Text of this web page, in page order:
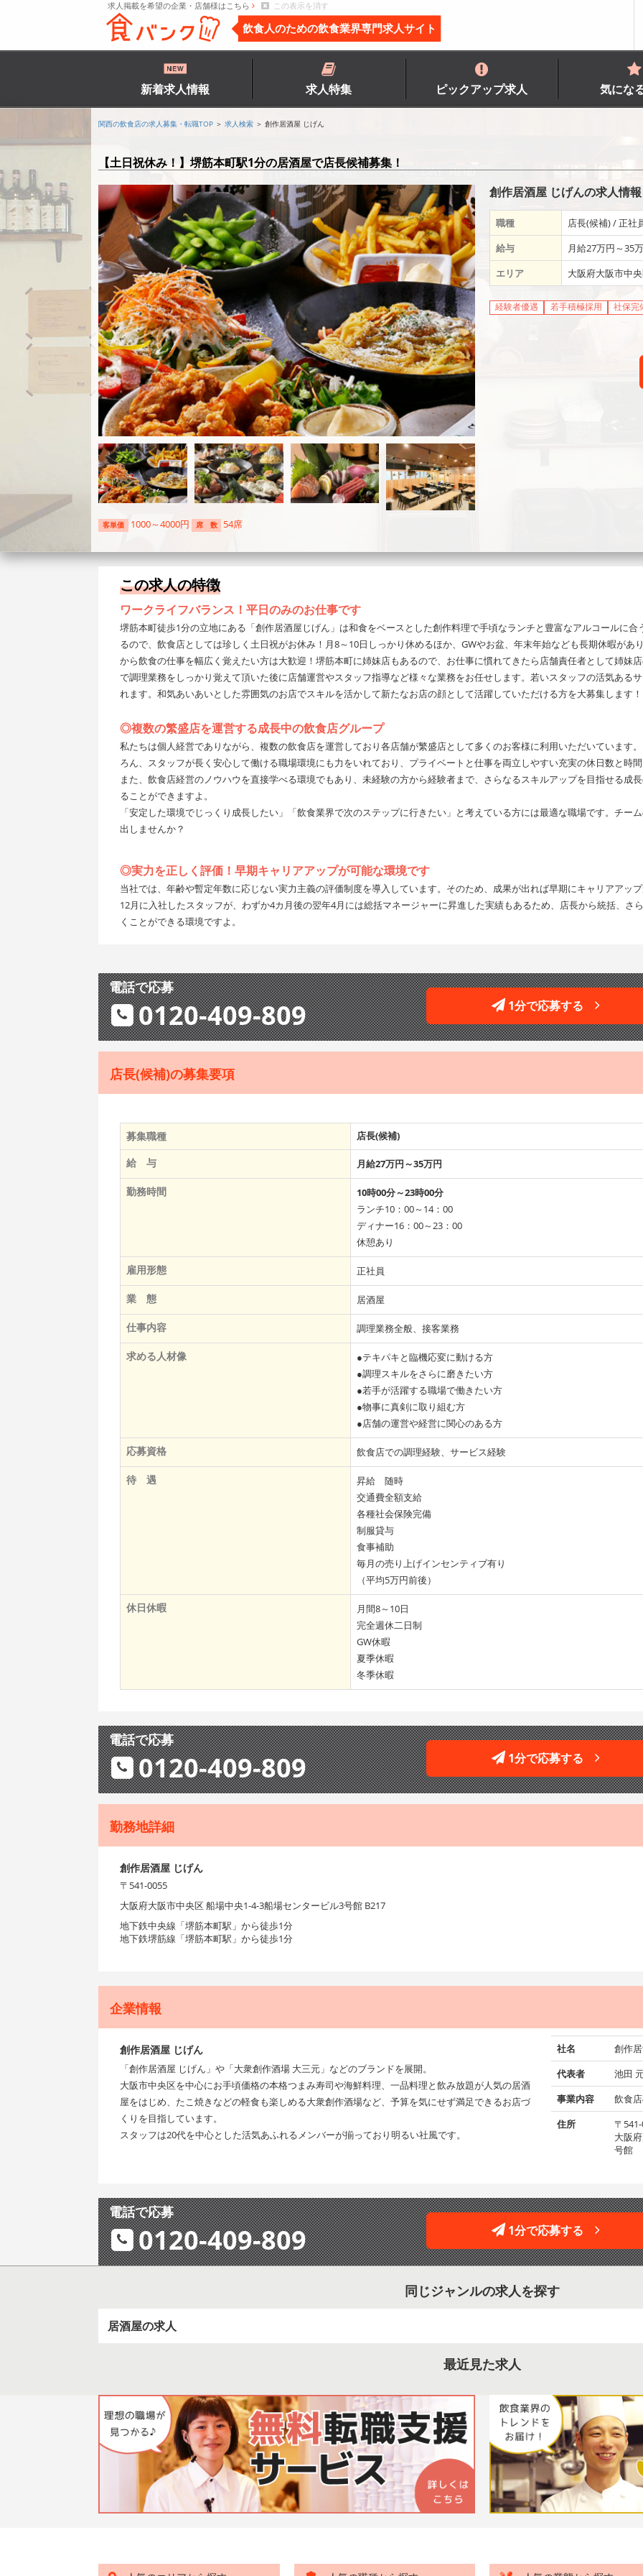
求人掲載を希望の企業・店舗様はこちら この表示を消す
飲食人のための飲食業界専門求人サイト
新着求人情報 求人特集 ピックアップ求人 気にな
関西の飲食店の求人募集・転職TOP ＞ 求人検索 ＞ 創作居酒屋 じげん
創作居酒屋 じげんの求人情報
【土日祝休み！】堺筋本町駅1分の居酒屋で店長候補募集！
客単価 1000～4000円 席 数 54席
職種
店長(候補) / 正社
給与
月給27万円～35
エリア
大阪府大阪市中
経験者優遇 若手積極採用 社保完
この求人の特徴
ワークライフバランス！平日のみのお仕事です
堺筋本町徒歩1分の立地にある「創作居酒屋じげん」は和食をベースとした創作料理で手頃なランチと豊富なアルコールに
るので、飲食店としては珍しく土日祝がお休み！月8～10日しっかり休めるほか、GWやお盆、年末年始なども長期休暇があ
から飲食の仕事を幅広く覚えたい方は大歓迎！堺筋本町に姉妹店もあるので、お仕事に慣れてきたら店舗責任者として姉妹
で調理業務をしっかり覚えて頂いた後に店舗運営やスタッフ指導など様々な業務をお任せします。若いスタッフの活気ある
れます。和気あいあいとした雰囲気のお店でスキルを活かして新たなお店の顔として活躍していただける方を大募集します！
◎複数の繁盛店を運営する成長中の飲食店グループ
私たちは個人経営でありながら、複数の飲食店を運営しており各店舗が繁盛店として多くのお客様に利用いただいています
ろん、スタッフが長く安心して働ける職場環境にも力をいれており、プライベートと仕事を両立しやすい充実の休日数と時
また、飲食店経営のノウハウを直接学べる環境でもあり、未経験の方から経験者まで、さらなるスキルアップを目指せる成
ることができますよ。
「安定した環境でじっくり成長したい」「飲食業界で次のステップに行きたい」と考えている方には最適な職場です。チー
出しませんか？
◎実力を正しく評価！早期キャリアアップが可能な環境です
当社では、年齢や暫定年数に応じない実力主義の評価制度を導入しています。そのため、成果が出れば早期にキャリアアッ
12月に入社したスタッフが、わずか4カ月後の翌年4月には総括マネージャーに昇進した実績もあるため、店長から統括、さ
くことができる環境ですよ。
電話で応募
0120-409-809 1分で応募する
店長(候補)の募集要項
募集職種 店長(候補)
給 与 月給27万円～35万円
勤務時間
10時00分～23時00分
ランチ10：00～14：00
ディナー16：00～23：00
休憩あり
雇用形態 正社員
業 態 居酒屋
仕事内容 調理業務全般、接客業務
求める人材像
●テキパキと臨機応変に動ける方
●調理スキルをさらに磨きたい方
●若手が活躍する職場で働きたい方
●物事に真剣に取り組む方
●店舗の運営や経営に関心のある方
応募資格 飲食店での調理経験、サービス経験
待 遇
昇給 随時
交通費全額支給
各種社会保険完備
制服貸与
食事補助
毎月の売り上げインセンティブ有り
（平均5万円前後）
休日休暇
月間8～10日
完全週休二日制
GW休暇
夏季休暇
冬季休暇
電話で応募
0120-409-809 1分で応募する
勤務地詳細
創作居酒屋 じげん
〒541-0055
大阪府大阪市中央区 船場中央1-4-3船場センタービル3号館 B217
地下鉄中央線「堺筋本町駅」から徒歩1分
地下鉄堺筋線「堺筋本町駅」から徒歩1分
企業情報
創作居酒屋 じげん
「創作居酒屋 じげん」や「大衆創作酒場 大三元」などのブランドを展開。
大阪市中央区を中心にお手頃価格の本格つまみ寿司や海鮮料理、一品料理と飲み放題が人気の居酒
屋をはじめ、たこ焼きなどの軽食も楽しめる大衆創作酒場など、予算を気にせず満足できるお店づ
くりを目指しています。
スタッフは20代を中心とした活気あふれるメンバーが揃っており明るい社風です。
社名
創作
代表者
池田
事業内容
飲食
住所
〒
大阪
号館
電話で応募
0120-409-809 1分で応募する
同じジャンルの求人を探す
居酒屋の求人
最近見た求人